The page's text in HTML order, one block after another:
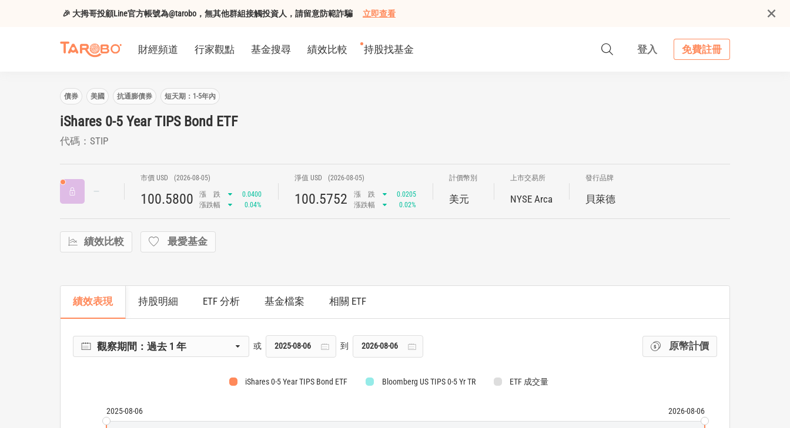
🎉 大拇哥投顧Line官方帳號為@tarobo，無其他群組接觸投資人，請留意防範詐騙 立即查看
財經頻道 行家觀點 基金搜尋 績效比較 持股找基金 登入 免費註冊
債券 美國 抗通膨債券 短天期：1-5年內
iShares 0-5 Year TIPS Bond ETF
代碼：STIP
市價 USD (2026-08-05)
100.5800 漲 跌
0.0400
漲跌幅
0.04%
淨值 USD (2026-08-05)
100.5752 漲 跌
0.0205
漲跌幅
0.02%
計價幣別
美元
上市交易所
NYSE Arca
發行品牌
貝萊德
績效比較 最愛基金
績效表現 持股明細 ETF 分析 基金檔案 相關 ETF
觀察期間：過去 1 年 或 到 原幣計價
iShares 0-5 Year TIPS Bond ETF Bloomberg US TIPS 0-5 Yr TR ETF 成交量
2025-08-06 2026-08-06